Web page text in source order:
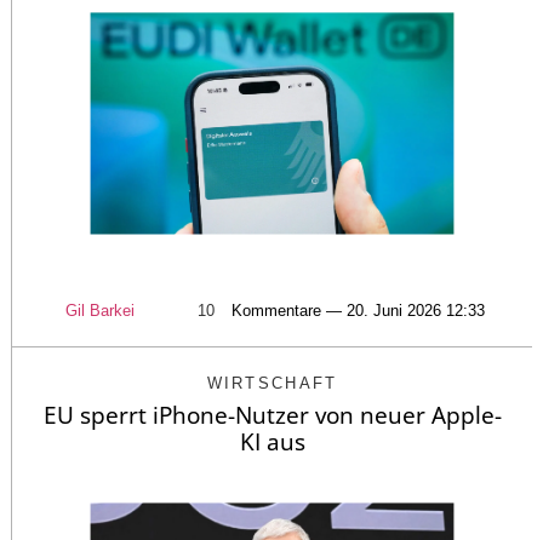
Gil Barkei 10 Kommentare — 20. Juni 2026 12:33
WIRTSCHAFT
EU sperrt iPhone-Nutzer von neuer Apple-
KI aus